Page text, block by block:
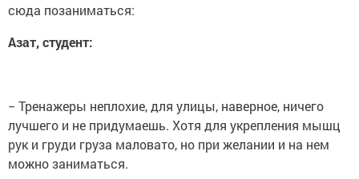
сюда позаниматься:
Азат, студент:
− Тренажеры неплохие, для улицы, наверное, ничего
лучшего и не придумаешь. Хотя для укрепления мышц
рук и груди груза маловато, но при желании и на нем
можно заниматься.